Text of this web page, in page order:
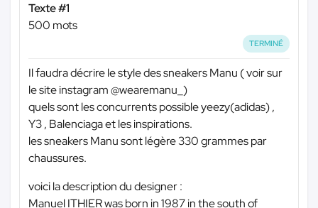
Texte #1
500 mots
TERMINÉ
Il faudra décrire le style des sneakers Manu ( voir sur
le site instagram @wearemanu_)
quels sont les concurrents possible yeezy(adidas) ,
Y3 , Balenciaga et les inspirations.
les sneakers Manu sont légère 330 grammes par
chaussures.
voici la description du designer :
Manuel ITHIER was born in 1987 in the south of